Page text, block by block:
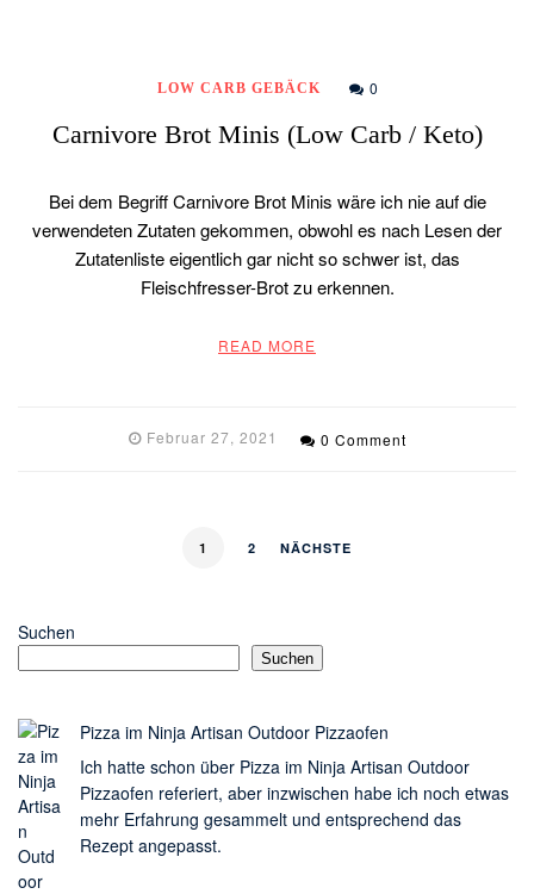
LOW CARB GEBÄCK 0
Carnivore Brot Minis (Low Carb / Keto)
Bei dem Begriff Carnivore Brot Minis wäre ich nie auf die
verwendeten Zutaten gekommen, obwohl es nach Lesen der
Zutatenliste eigentlich gar nicht so schwer ist, das
Fleischfresser-Brot zu erkennen.
READ MORE
Februar 27, 2021 0 Comment
1 2 NÄCHSTE
Suchen
Suchen
Pizza im Ninja Artisan Outdoor Pizzaofen
Ich hatte schon über Pizza im Ninja Artisan Outdoor
Pizzaofen referiert, aber inzwischen habe ich noch etwas
mehr Erfahrung gesammelt und entsprechend das
Rezept angepasst.